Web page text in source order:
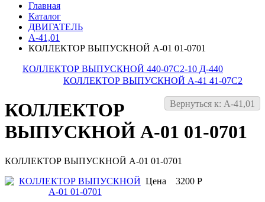
Главная
Каталог
ДВИГАТЕЛЬ
А-41,01
КОЛЛЕКТОР ВЫПУСКНОЙ А-01 01-0701
КОЛЛЕКТОР ВЫПУСКНОЙ 440-07С2-10 Д-440
КОЛЛЕКТОР ВЫПУСКНОЙ А-41 41-07С2
Вернуться к: А-41,01
КОЛЛЕКТОР
ВЫПУСКНОЙ А-01 01-0701
КОЛЛЕКТОР ВЫПУСКНОЙ А-01 01-0701
Цена
3200 Р